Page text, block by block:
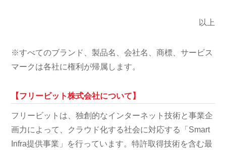
以上
※すべてのブランド、製品名、会社名、商標、サービス
マークは各社に権利が帰属します。
【フリービット株式会社について】
フリービットは、独創的なインターネット技術と事業企
画力によって、クラウド化する社会に対応する「Smart
Infra提供事業」を行っています。特許取得技術を含む最